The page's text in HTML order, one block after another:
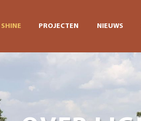
PROJECTEN NIEUWS